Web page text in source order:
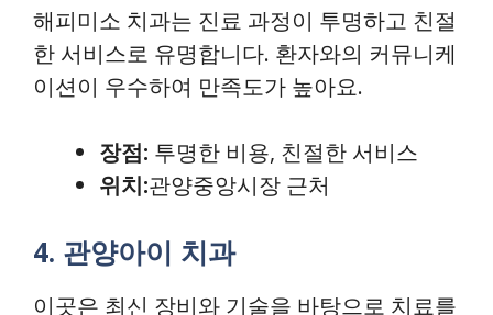
해피미소 치과는 진료 과정이 투명하고 친절
한 서비스로 유명합니다. 환자와의 커뮤니케
이션이 우수하여 만족도가 높아요.
장점: 투명한 비용, 친절한 서비스
위치:관양중앙시장 근처
4. 관양아이 치과
이곳은 최신 장비와 기술을 바탕으로 치료를